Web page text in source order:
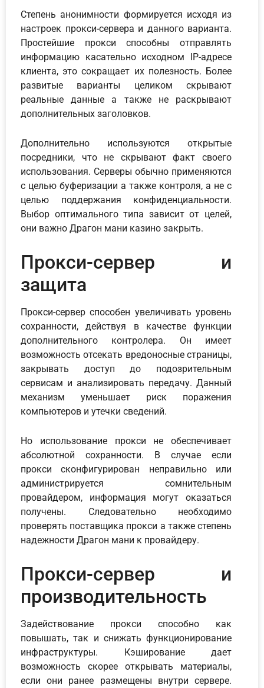
Степень анонимности формируется исходя из
настроек прокси-сервера и данного варианта.
Простейшие прокси способны отправлять
информацию касательно исходном IP-адресе
клиента, это сокращает их полезность. Более
развитые варианты целиком скрывают
реальные данные а также не раскрывают
дополнительных заголовков.
Дополнительно используются открытые
посредники, что не скрывают факт своего
использования. Серверы обычно применяются
с целью буферизации а также контроля, а не с
целью поддержания конфиденциальности.
Выбор оптимального типа зависит от целей,
они важно Драгон мани казино закрыть.
Прокси-сервер и
защита
Прокси-сервер способен увеличивать уровень
сохранности, действуя в качестве функции
дополнительного контролера. Он имеет
возможность отсекать вредоносные страницы,
закрывать доступ до подозрительным
сервисам и анализировать передачу. Данный
механизм уменьшает риск поражения
компьютеров и утечки сведений.
Но использование прокси не обеспечивает
абсолютной сохранности. В случае если
прокси сконфигурирован неправильно или
администрируется сомнительным
провайдером, информация могут оказаться
получены. Следовательно необходимо
проверять поставщика прокси а также степень
надежности Драгон мани к провайдеру.
Прокси-сервер и
производительность
Задействование прокси способно как
повышать, так и снижать функционирование
инфраструктуры. Кэширование дает
возможность скорее открывать материалы,
если они ранее размещены внутри сервере.